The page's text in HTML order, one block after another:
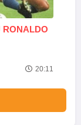
RONALDO
20:11